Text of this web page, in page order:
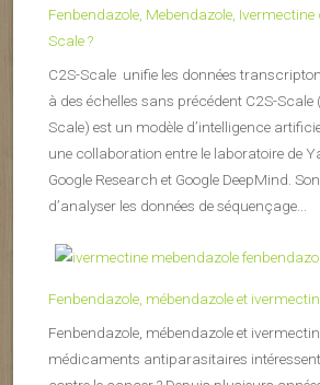
Fenbendazole, Mebendazole, Ivermectine
Scale ?
C2S-Scale unifie les données
à des échelles sans précédent C2S-Scale
Scale) est un modèle d’intelligence
une collaboration entre le laboratoire de
Google Research et Google DeepMind.
d’analyser les données de séquençage...
Fenbendazole, mébendazole et
Fenbendazole, mébendazole et
médicaments antiparasitaires